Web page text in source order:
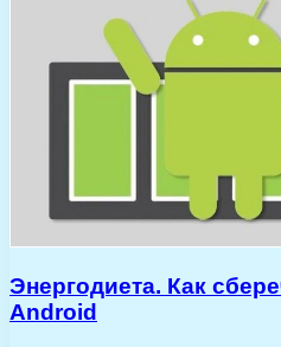
Энергодиета. Как
Android